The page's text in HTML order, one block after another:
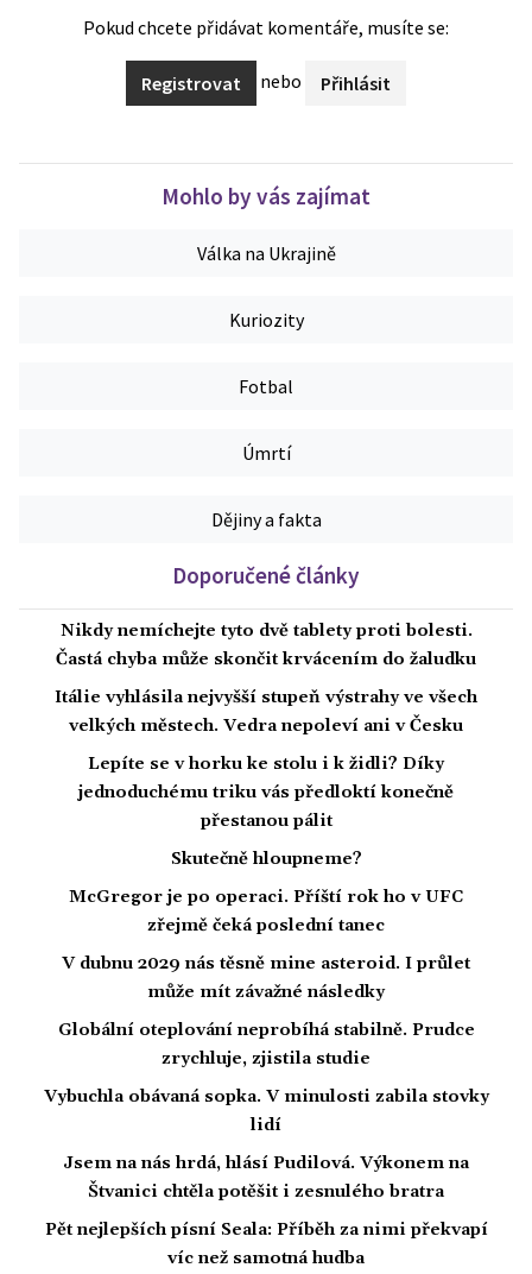
Pokud chcete přidávat komentáře, musíte se:
Registrovat nebo Přihlásit
Mohlo by vás zajímat
Válka na Ukrajině
Kuriozity
Fotbal
Úmrtí
Dějiny a fakta
Doporučené články
Nikdy nemíchejte tyto dvě tablety proti bolesti.
Častá chyba může skončit krvácením do žaludku
Itálie vyhlásila nejvyšší stupeň výstrahy ve všech
velkých městech. Vedra nepoleví ani v Česku
Lepíte se v horku ke stolu i k židli? Díky
jednoduchému triku vás předloktí konečně
přestanou pálit
Skutečně hloupneme?
McGregor je po operaci. Příští rok ho v UFC
zřejmě čeká poslední tanec
V dubnu 2029 nás těsně mine asteroid. I průlet
může mít závažné následky
Globální oteplování neprobíhá stabilně. Prudce
zrychluje, zjistila studie
Vybuchla obávaná sopka. V minulosti zabila stovky
lidí
Jsem na nás hrdá, hlásí Pudilová. Výkonem na
Štvanici chtěla potěšit i zesnulého bratra
Pět nejlepších písní Seala: Příběh za nimi překvapí
víc než samotná hudba